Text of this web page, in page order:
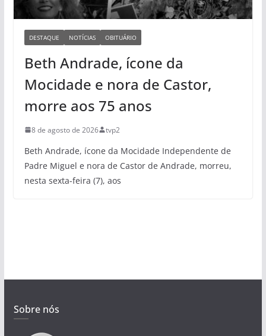
DESTAQUE NOTÍCIAS OBITUÁRIO
Beth Andrade, ícone da
Mocidade e nora de Castor,
morre aos 75 anos
8 de agosto de 2026 tvp2
Beth Andrade, ícone da Mocidade Independente de
Padre Miguel e nora de Castor de Andrade, morreu,
nesta sexta-feira (7), aos
Sobre nós